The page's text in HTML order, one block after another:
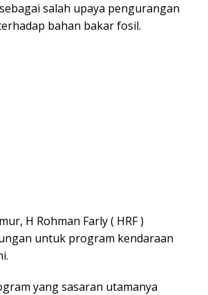
salah upaya pengurangan
bahan bakar fosil.
H Rohman Farly ( HRF )
untuk program kendaraan
yang sasaran utamanya